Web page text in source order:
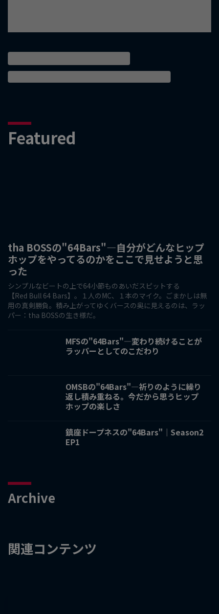
Featured
tha BOSSの"64Bars"—自分がどんなヒップ
ホップをやってるのかをここで見せようと思
った
シンプルなビートの上で64小節ものあいだスピットする
【Red Bull 64 Bars】。１人のMC、１本のマイク。ごまかしは無
用の真剣勝負。積み上がってゆくバースの奥に見えるのは、ラッ
パー：tha BOSSの生き様だ。
MFSの"64Bars"—変わり続けることが
ラッパーとしてのこだわり
OMSBの"64Bars"—祈りのように繰り
返し積み重ねる。今だから思うヒップ
ホップの楽しさ
鎮座ドープネスの"64Bars"｜Season2
EP1
Archive
関連コンテンツ